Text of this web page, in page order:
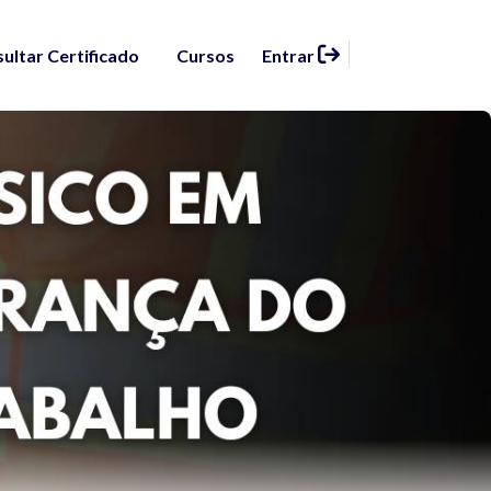
Certificado Cursos Entrar